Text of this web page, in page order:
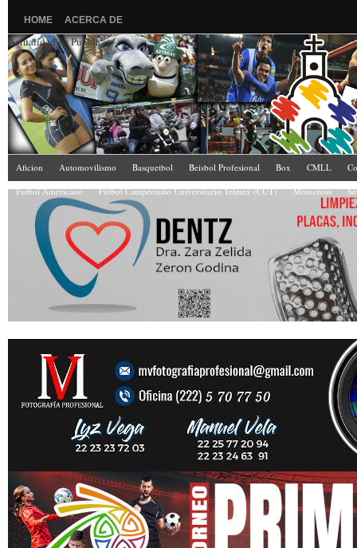
HOME ACERCA DE
Actualidad en Puebla
Aficion Automovilismo Basquetbol Beisbol Profesional Box CMLL
Futbol Americano
Fútbol Campeonato Universitario Telmex (CUT) Motocross